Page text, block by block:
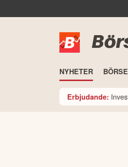
NYHETER
Erbjudande: